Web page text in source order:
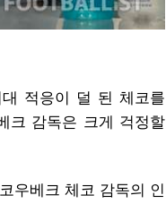
적응이 덜 된 체코를
크 감독은 크게 걱정할
우베크 체코 감독의 인